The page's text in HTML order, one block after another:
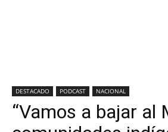
DESTACADO PODCAST NACIONAL
“Vamos a bajar al